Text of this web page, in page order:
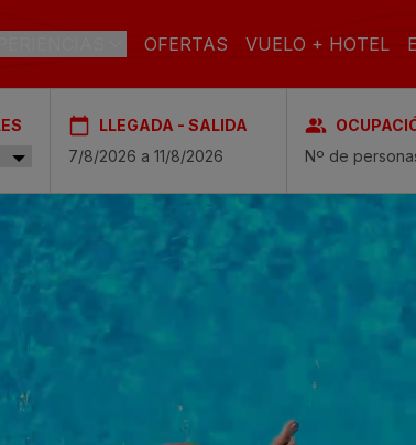
CANARIA
& Spa
& Spa
& Spa
Spa
FAMILIAS
OFERTAS VUELO + HOTEL
LLEGADA - SALIDA
Nº de